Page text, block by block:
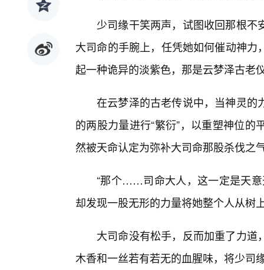
少司缘干笑两声，试图收回那根
大司命的手腕上，任凭她如何催动神
起一种诡异的淡紫色，那是云梦泽古老
在云梦泽的古老传说中，当神灵的
的两股力量进行“繁衍”，以重塑神位
然被天命认定为弥补大司命那股杀伐之
“那个……司命大人，这一定是天意
却发现一股无形的力量将她整个人从树
大司命没有松手，反而加重了力
木香和一丝若有若无的血腥味，将少司